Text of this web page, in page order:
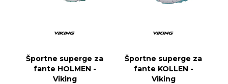
Športne superge za
fante HOLMEN -
Viking
Športne superge za
fante KOLLEN -
Viking